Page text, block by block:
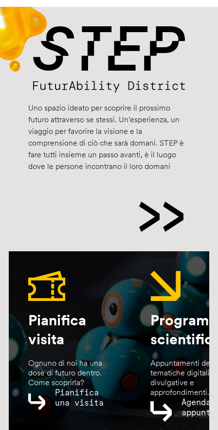
Uno spazio ideato per scoprire il prossimo
futuro attraverso se stessi. Un’esperienza, un
viaggio per favorire la visione e la
comprensione di ciò che sarà domani. STEP è
fare tutti insieme un passo avanti, è il luogo
dove le persone incontrano il loro domani
Pianifica
visita
Ognuno di noi ha una
dose di futuro dentro.
Come scoprirla?
Pianifica
una visita
Appuntamenti
tematiche digitali,
divulgative e
approfondimenti.
Agenda